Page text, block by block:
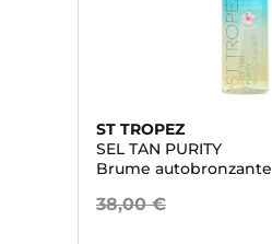
ST TROPEZ
SEL TAN PURITY
Brume autobronzante
38,00 €